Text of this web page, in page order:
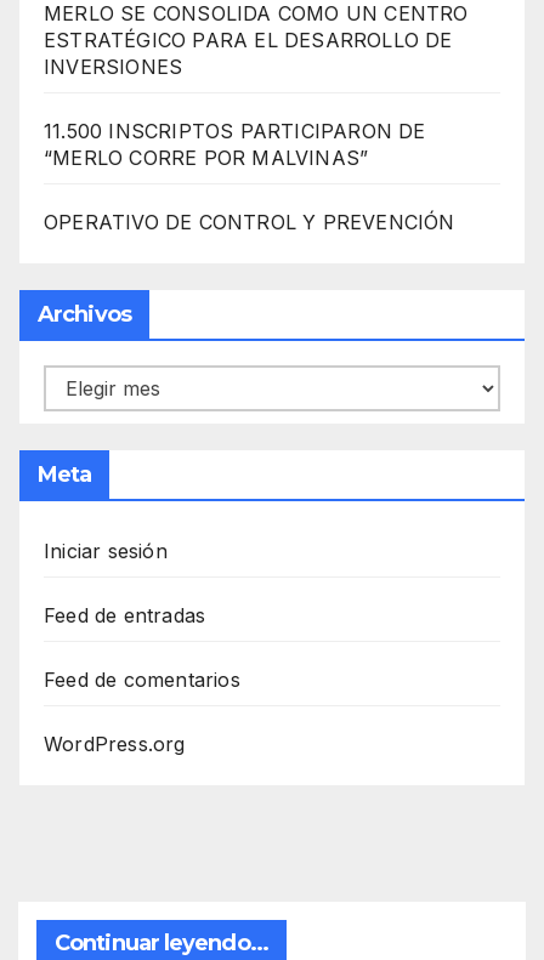
MERLO SE CONSOLIDA COMO UN CENTRO
ESTRATÉGICO PARA EL DESARROLLO DE
INVERSIONES
11.500 INSCRIPTOS PARTICIPARON DE
“MERLO CORRE POR MALVINAS”
OPERATIVO DE CONTROL Y PREVENCIÓN
Archivos
Archivos
Meta
Iniciar sesión
Feed de entradas
Feed de comentarios
WordPress.org
Continuar leyendo...